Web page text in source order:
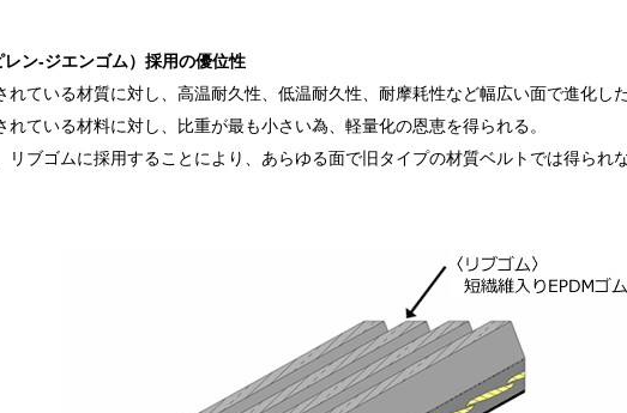
ン-ジエンゴム）採用の優位性
れている材質に対し、高温耐久性、低温耐久性、耐摩耗性など幅広い面で進化し
ている材料に対し、比重が最も小さい為、軽量化の恩恵を得られる。
リブゴムに採用することにより、あらゆる面で旧タイプの材質ベルトでは得られ